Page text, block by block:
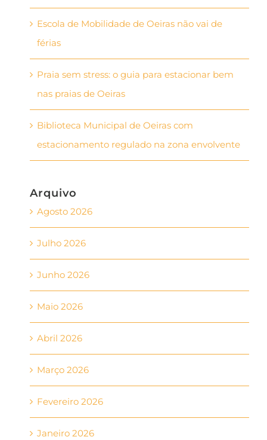
Escola de Mobilidade de Oeiras não vai de
férias
Praia sem stress: o guia para estacionar bem
nas praias de Oeiras
Biblioteca Municipal de Oeiras com
estacionamento regulado na zona envolvente
Arquivo
Agosto 2026
Julho 2026
Junho 2026
Maio 2026
Abril 2026
Março 2026
Fevereiro 2026
Janeiro 2026